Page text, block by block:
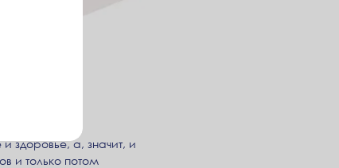
здоровье, а, значит, и
и только потом